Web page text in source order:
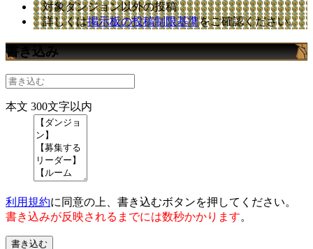
対象ダンジョン以外の投稿
詳しくは掲示板の投稿制限基準をご確認ください。
書き込み
本文 300文字以内
利用規約に同意の上、書き込むボタンを押してください。
書き込みが反映されるまでには数秒かかります。
書き込む